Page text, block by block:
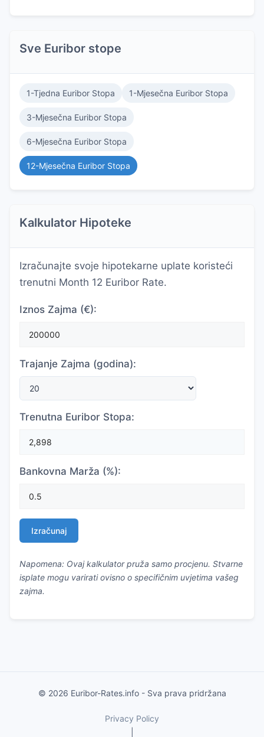
Sve Euribor stope
1-Tjedna Euribor Stopa 1-Mjesečna Euribor Stopa
3-Mjesečna Euribor Stopa
6-Mjesečna Euribor Stopa
12-Mjesečna Euribor Stopa
Kalkulator Hipoteke
Izračunajte svoje hipotekarne uplate koristeći
trenutni Month 12 Euribor Rate.
Iznos Zajma (€):
Trajanje Zajma (godina):
Trenutna Euribor Stopa:
Bankovna Marža (%):
Izračunaj
Napomena: Ovaj kalkulator pruža samo procjenu. Stvarne
isplate mogu varirati ovisno o specifičnim uvjetima vašeg
zajma.
© 2026 Euribor-Rates.info - Sva prava pridržana
Privacy Policy